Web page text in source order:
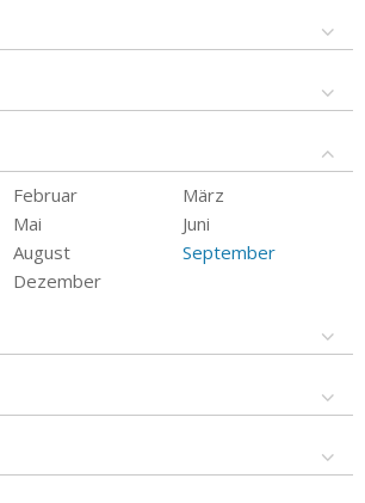
Februar
März
Mai
Juni
August
September
Dezember